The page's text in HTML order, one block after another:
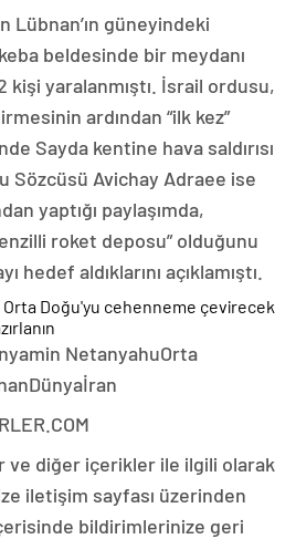
Lübnan’ın güneyindeki
beldesinde bir meydanı
kişi yaralanmıştı. İsrail ordusu,
ardından “ilk kez”
Sayda kentine hava saldırısı
Sözcüsü Avichay Adraee ise
yaptığı paylaşımda,
roket deposu” olduğunu
aldıklarını açıklamıştı.
NetanyahuOrta
ve diğer içerikler ile ilgili olarak
iletişim sayfası üzerinden
bildirimlerinize geri